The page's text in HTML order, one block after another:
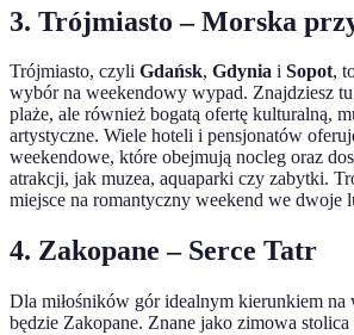
3. Trójmiasto – Morska
Trójmiasto, czyli Gdańsk, Gdynia i Sopot,
wybór na weekendowy wypad. Znajdziesz
plaże, ale również bogatą ofertę kulturalną,
artystyczne. Wiele hoteli i pensjonatów
weekendowe, które obejmują nocleg oraz
atrakcji, jak muzea, aquaparki czy zabytki.
miejsce na romantyczny weekend we dwoje
4. Zakopane – Serce Tatr
Dla miłośników gór idealnym kierunkiem
będzie Zakopane. Znane jako zimowa